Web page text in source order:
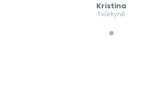
Kristina
Tvůrkyně